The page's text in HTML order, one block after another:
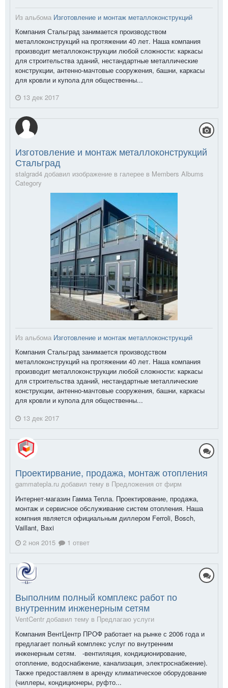
Из альбома Изготовление и монтаж металлоконструкций
Компания Стальград занимается производством
металлоконструкций на протяжении 40 лет. Наша компания
производит металлоконструкции любой сложности: каркасы
для строительства зданий, нестандартные металлические
конструкции, антенно-мачтовые сооружения, башни, каркасы
для кровли и купола для общественны...
13 дек 2017
Изготовление и монтаж металлоконструкций
Стальград
stalgrad4 добавил изображение в галерее в Members Albums
Category
Из альбома Изготовление и монтаж металлоконструкций
Компания Стальград занимается производством
металлоконструкций на протяжении 40 лет. Наша компания
производит металлоконструкции любой сложности: каркасы
для строительства зданий, нестандартные металлические
конструкции, антенно-мачтовые сооружения, башни, каркасы
для кровли и купола для общественны...
13 дек 2017
Проектирвание, продажа, монтаж отопления
gammatepla.ru добавил тему в Предложения от фирм
Интернет-магазин Гамма Тепла. Проектирование, продажа,
монтаж и сервисное обслуживание систем отопления. Наша
компния является официальным диллером Ferroli, Bosch,
Vaillant, Baxi
2 ноя 2015
1 ответ
Выполним полный комплекс работ по
внутренним инженерным сетям
VentCentr добавил тему в Предлагаю услуги
Компания ВентЦентр ПРОФ работает на рынке с 2006 года и
предлагает полный комплекс услуг по внутренним
инженерным сетям. -вентиляция, кондиционирование,
отопление, водоснабжение, канализация, электроснабжение).
Также предоставляем в аренду климатическое оборудование
(чиллеры, кондиционеры, руфто...